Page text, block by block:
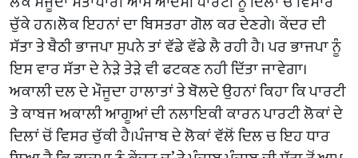
ਚੁੱਕੇ ਹਨ।ਲੋਕ ਇਹਨਾਂ ਦਾ ਬਿਸਤਰਾ ਗੋਲ ਕਰ ਦੇਣਗੇ। ਕੇਂਦਰ ਦੀ
ਸੱਤਾ ਤੇ ਬੈਠੀ ਭਾਜਪਾ ਸੁਪਨੇ ਤਾਂ ਵੱਡੇ ਵੱਡੇ ਲੈ ਰਹੀ ਹੈ। ਪਰ ਭਾਜਪਾ ਨੂੰ
ਇਸ ਵਾਰ ਸੱਤਾ ਦੇ ਨੇੜੇ ਤੇੜੇ ਵੀ ਫਟਕਣ ਨਹੀ ਦਿੱਤਾ ਜਾਵੇਗਾ।
ਅਕਾਲੀ ਦਲ ਦੇ ਮੌਜੂਦਾ ਹਾਲਾਤਾਂ ਤੇ ਬੋਲਦੇ ਉਹਨਾਂ ਕਿਹਾ ਕਿ ਪਾਰਟੀ
ਤੇ ਕਾਬਜ ਅਕਾਲੀ ਆਗੂਆਂ ਦੀ ਨਲਾਇਕੀ ਕਾਰਨ ਪਾਰਟੀ ਲੋਕਾਂ ਦੇ
ਦਿਲਾਂ ਚੋਂ ਵਿਸਰ ਚੁੱਕੀ ਹੈ।ਪੰਜਾਬ ਦੇ ਲੋਕਾਂ ਵੱਲੋਂ ਦਿਲ ਚ ਇਹ ਧਾਰ